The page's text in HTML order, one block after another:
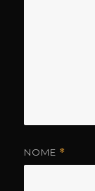
NOME *